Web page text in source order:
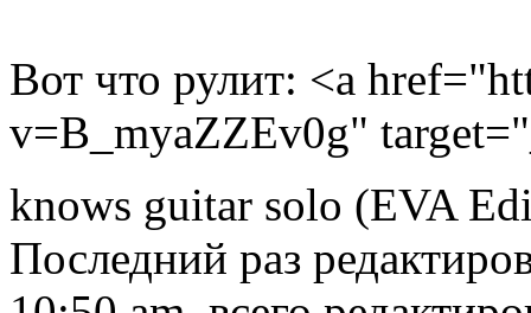
Вот что рулит: <a
v=B_myaZZEv0g"
knows guitar solo (EVA
Последний раз